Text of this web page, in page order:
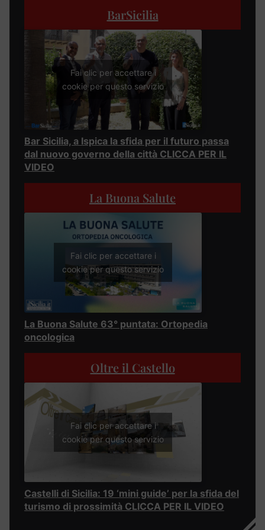
BarSicilia
Fai clic per accettare i
cookie per questo servizio
Bar Sicilia, a Ispica la sfida per il futuro passa
dal nuovo governo della città CLICCA PER IL
VIDEO
La Buona Salute
Fai clic per accettare i
cookie per questo servizio
La Buona Salute 63° puntata: Ortopedia
oncologica
Oltre il Castello
Fai clic per accettare i
cookie per questo servizio
Castelli di Sicilia: 19 ‘mini guide’ per la sfida del
turismo di prossimità CLICCA PER IL VIDEO